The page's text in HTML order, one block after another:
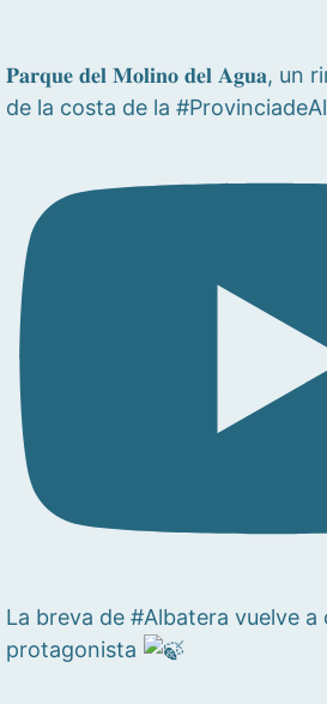
𝐏𝐚𝐫𝐪𝐮𝐞 𝐝𝐞𝐥 𝐌𝐨𝐥𝐢𝐧𝐨 𝐝𝐞𝐥 𝐀𝐠𝐮𝐚,
de la costa de la
La breva de #Albatera vuelve
protagonista